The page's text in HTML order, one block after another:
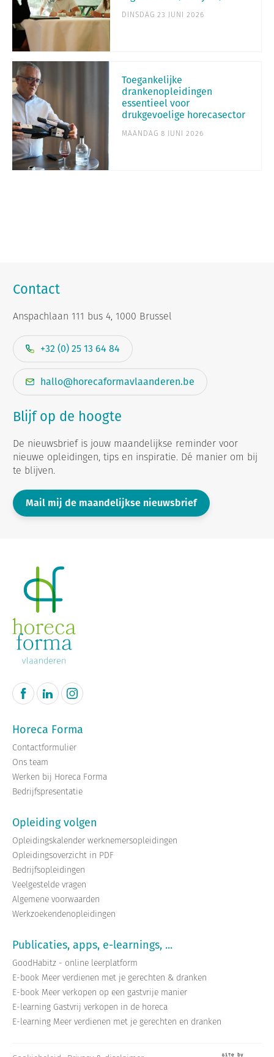
DINSDAG 23 JUNI 2026
Toegankelijke
drankenopleidingen
essentieel voor
drukgevoelige horecasector
MAANDAG 8 JUNI 2026
Contact
Anspachlaan 111 bus 4, 1000 Brussel
+32 (0) 25 13 64 84
hallo@horecaformavlaanderen.be
Blijf op de hoogte
De nieuwsbrief is jouw maandelijkse reminder voor
nieuwe opleidingen, tips en inspiratie. Dé manier om bij
te blijven.
Mail mij de maandelijkse nieuwsbrief
Horeca Forma
Contactformulier
Ons team
Werken bij Horeca Forma
Bedrijfspresentatie
Opleiding volgen
Opleidingskalender werknemersopleidingen
Opleidingsoverzicht in PDF
Bedrijfsopleidingen
Veelgestelde vragen
Algemene voorwaarden
Werkzoekendenopleidingen
Publicaties, apps, e-learnings, ...
GoodHabitz - online leerplatform
E-book Meer verdienen met je gerechten & dranken
E-book Meer verkopen op een gastvrije manier
E-learning Gastvrij verkopen in de horeca
E-learning Meer verdienen met je gerechten en dranken